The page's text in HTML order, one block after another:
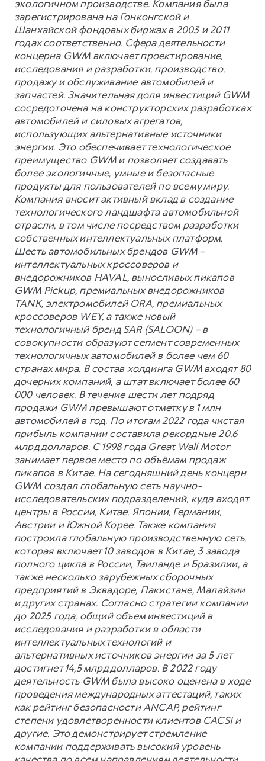
экологичном производстве. Компания была
зарегистрирована на Гонконгской и
Шанхайской фондовых биржах в 2003 и 2011
годах соответственно. Сфера деятельности
концерна GWM включает проектирование,
исследования и разработки, производство,
продажу и обслуживание автомобилей и
запчастей. Значительная доля инвестиций GWM
сосредоточена на конструкторских разработках
автомобилей и силовых агрегатов,
использующих альтернативные источники
энергии. Это обеспечивает технологическое
преимущество GWM и позволяет создавать
более экологичные, умные и безопасные
продукты для пользователей по всему миру.
Компания вносит активный вклад в создание
технологического ландшафта автомобильной
отрасли, в том числе посредством разработки
собственных интеллектуальных платформ.
Шесть автомобильных брендов GWM –
интеллектуальных кроссоверов и
внедорожников HAVAL, выносливых пикапов
GWM Pickup, премиальных внедорожников
TANK, электромобилей ORA, премиальных
кроссоверов WEY, а также новый
технологичный бренд SAR (SALOON) – в
совокупности образуют сегмент современных
технологичных автомобилей в более чем 60
странах мира. В состав холдинга GWM входят 80
дочерних компаний, а штат включает более 60
000 человек. В течение шести лет подряд
продажи GWM превышают отметку в 1 млн
автомобилей в год. По итогам 2022 года чистая
прибыль компании составила рекордные 20,6
млрд долларов. С 1998 года Great Wall Motor
занимает первое место по объёмам продаж
пикапов в Китае. На сегодняшний день концерн
GWM создал глобальную сеть научно-
исследовательских подразделений, куда входят
центры в России, Китае, Японии, Германии,
Австрии и Южной Корее. Также компания
построила глобальную производственную сеть,
которая включает 10 заводов в Китае, 3 завода
полного цикла в России, Таиланде и Бразилии, а
также несколько зарубежных сборочных
предприятий в Эквадоре, Пакистане, Малайзии
и других странах. Согласно стратегии компании
до 2025 года, общий объем инвестиций в
исследования и разработки в области
интеллектуальных технологий и
альтернативных источников энергии за 5 лет
достигнет 14,5 млрд долларов. В 2022 году
деятельность GWM была высоко оценена в ходе
проведения международных аттестаций, таких
как рейтинг безопасности ANCAP, рейтинг
степени удовлетворенности клиентов CACSI и
другие. Это демонстрирует стремление
компании поддерживать высокий уровень